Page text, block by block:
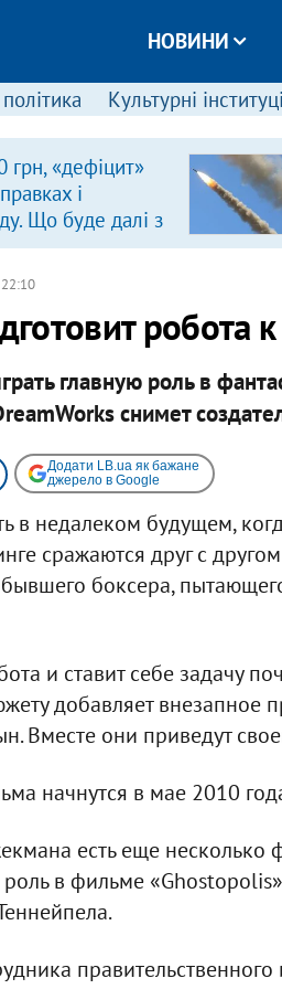
НОВИНИ
Культурні
грн, «дефіцит»
і
Що буде далі з
робота
главную роль в
снимет
Додати LB.ua як бажане
джерело в Google
в недалеком будущем,
сражаются друг с
боксера,
и ставит себе задачу
добавляет внезапное
Вместе они приведут
начнутся в мае 2010
есть еще несколько
в фильме